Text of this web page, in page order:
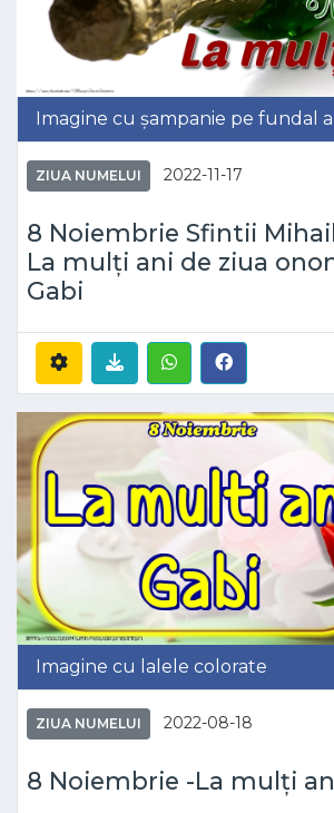
Imagine cu șampanie pe fundal
ZIUA NUMELUI 2022-11-17
8 Noiembrie Sfintii
La mulți ani de ziua
Gabi
Imagine cu lalele colorate
ZIUA NUMELUI 2022-08-18
8 Noiembrie -La mulți